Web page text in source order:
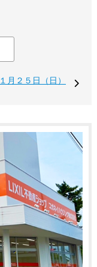
１月２５日（日）